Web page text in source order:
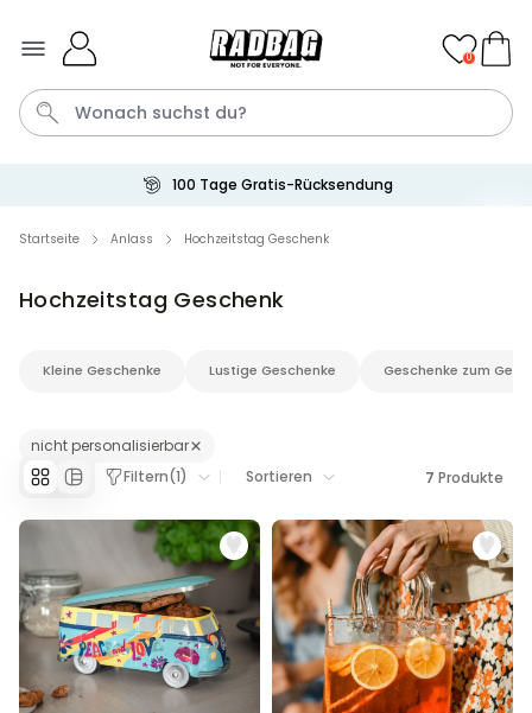
Personalisierbar
über 10.000
34,99 €
Personalisierbares Retro-
Handtuch mit Text
mal gekauft
34,99 €
Personalisierbar
Personalisierbares Aperol
Spritz Glas mit Name
über 19.400
mal gekauft
16,99 €
Personalisierbar
0
100 Tage Gratis-Rücksendung
Startseite Anlass Hochzeitstag Geschenk
Hochzeitstag Geschenk
Kleine Geschenke Lustige Geschenke Geschenke zum
nicht personalisierbar
Filtern(1) Sortieren 7 Produkte